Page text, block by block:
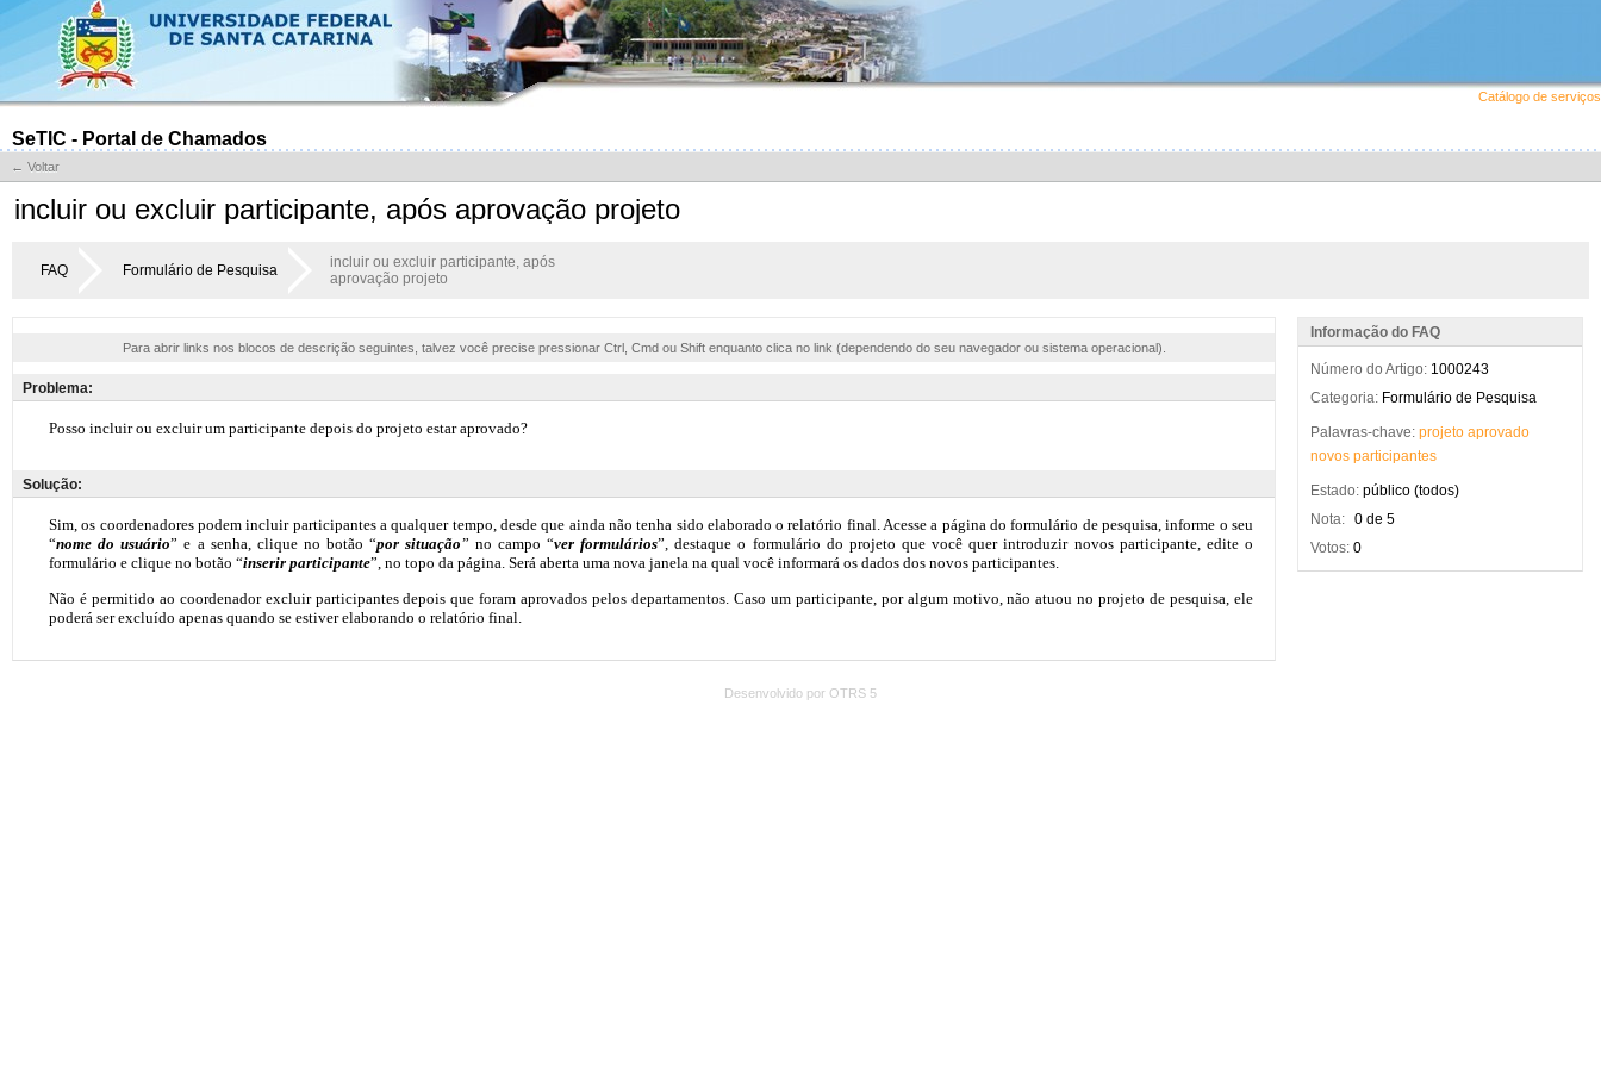
Catálogo de serviços
SeTIC - Portal de Chamados
← Voltar
incluir ou excluir participante, após aprovação projeto
FAQ Formulário de Pesquisa
incluir ou excluir participante, após
aprovação projeto
Para abrir links nos blocos de descrição seguintes, talvez você precise pressionar Ctrl, Cmd ou Shift enquanto clica no link (dependendo do seu navegador ou sistema operacional).
Problema:
Solução:
Informação do FAQ
Número do Artigo: 1000243
Categoria: Formulário de Pesquisa
Palavras-chave: projeto aprovado
novos participantes
Estado: público (todos)
Nota: 0 de 5
Votos: 0
Desenvolvido por OTRS 5